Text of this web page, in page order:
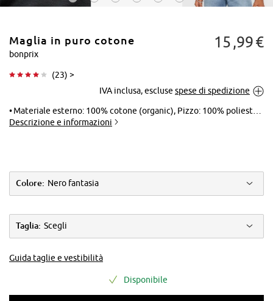
Tocca per
ingrandire
Maglia in puro cotone
bonprix
(23) >
15 99€
IVA inclusa, escluse spese di spedizione
Materiale esterno: 100% cotone (organic), Pizzo: 100% poliestere
Descrizione e informazioni
Colore: Nero fantasia
Taglia: Scegli
Guida taglie e vestibilità
Disponibile